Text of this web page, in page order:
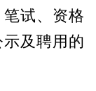
试、资格
及聘用的